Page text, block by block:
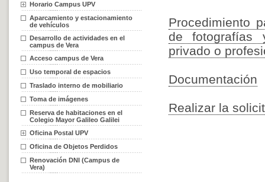
Horario Campus UPV
Aparcamiento y estacionamiento
de vehículos
Desarrollo de actividades en el
campus de Vera
Acceso campus de Vera
Uso temporal de espacios
Traslado interno de mobiliario
Toma de imágenes
Reserva de habitaciones en el
Colegio Mayor Galileo Galilei
Oficina Postal UPV
Oficina de Objetos Perdidos
Renovación DNI (Campus de
Vera)
Procedimiento
de fotografías
privado o
Documentación
Realizar la